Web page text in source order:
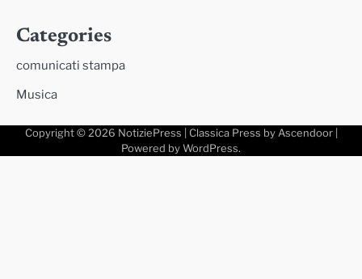
Categories
comunicati stampa
Musica
Copyright © 2026 NotiziePress | Classica Press by Ascendoor|
Powered by WordPress.